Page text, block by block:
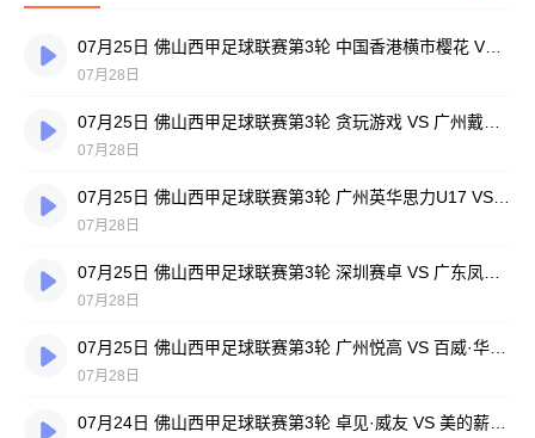
07月25日 佛山西甲足球联赛第3轮 中国香港横市樱花 VS 吉图省实青年 全场录像
07月28日
07月28日
07月28日
07月28日
07月28日